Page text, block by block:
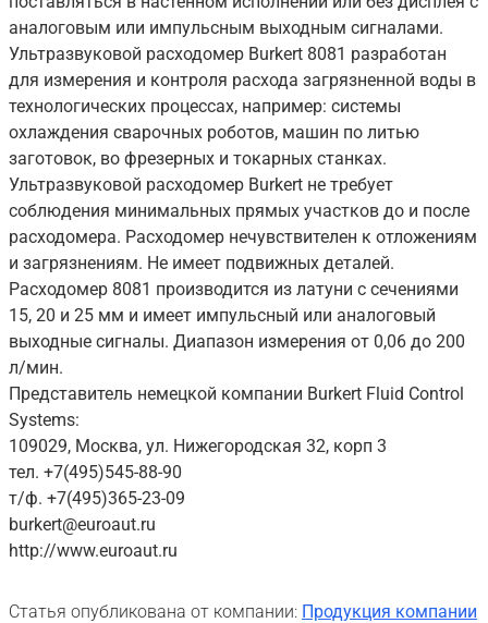
аналоговым или импульсным выходным сигналами.
Ультразвуковой расходомер Burkert 8081 разработан
для измерения и контроля расхода загрязненной воды в
технологических процессах, например: системы
охлаждения сварочных роботов, машин по литью
заготовок, во фрезерных и токарных станках.
Ультразвуковой расходомер Burkert не требует
соблюдения минимальных прямых участков до и после
расходомера. Расходомер нечувствителен к отложениям
и загрязнениям. Не имеет подвижных деталей.
Расходомер 8081 производится из латуни с сечениями
15, 20 и 25 мм и имеет импульсный или аналоговый
выходные сигналы. Диапазон измерения от 0,06 до 200
л/мин.
Представитель немецкой компании Burkert Fluid Control
Systems:
109029, Москва, ул. Нижегородская 32, корп 3
тел. +7(495)545-88-90
т/ф. +7(495)365-23-09
burkert@euroaut.ru
http://www.euroaut.ru
Статья опубликована от компании: Продукция компании